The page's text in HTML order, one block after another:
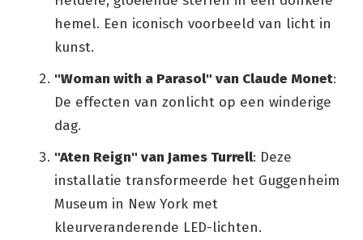
hemel. Een iconisch voorbeeld van licht in
kunst.
"Woman with a Parasol" van Claude Monet:
De effecten van zonlicht op een winderige
dag.
"Aten Reign" van James Turrell: Deze
installatie transformeerde het Guggenheim
Museum in New York met
kleurveranderende LED-lichten.